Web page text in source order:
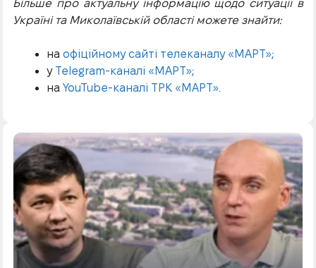
Більше про актуальну інформацію щодо ситуації в
Україні та Миколаївській області можете знайти:
на офіційному сайті телеканалу «МАРТ»;
у Telegram-каналі «МАРТ»;
на YouTube-каналі ТРК «МАРТ».